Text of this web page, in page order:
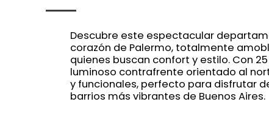
Descubre este espectacular
corazón de Palermo, totalmente
quienes buscan confort y estilo. Con
luminoso contrafrente orientado al
y funcionales, perfecto para disfrutar
barrios más vibrantes de Buenos Aires.